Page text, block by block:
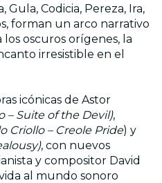
Gula, Codicia, Pereza, Ira,
forman un arco narrativo
oscuros orígenes, la
irresistible en el
icónicas de Astor
– Suite of the Devil),
Criollo – Creole Pride) y
, con nuevos
y compositor David
al mundo sonoro